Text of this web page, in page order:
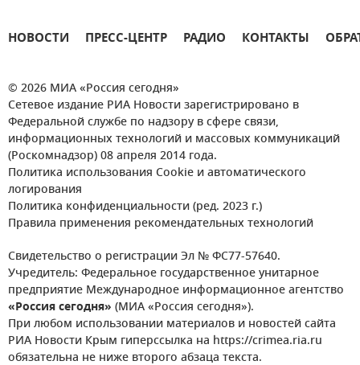
НОВОСТИ ПРЕСС-ЦЕНТР РАДИО КОНТАКТЫ
© 2026 МИА «Россия сегодня»
Сетевое издание РИА Новости зарегистрировано в
Федеральной службе по надзору в сфере связи,
информационных технологий и массовых коммуникаций
(Роскомнадзор) 08 апреля 2014 года.
Политика использования Cookie и автоматического
логирования
Политика конфиденциальности (ред. 2023 г.)
Правила применения рекомендательных технологий
Свидетельство о регистрации Эл № ФС77-57640.
Учредитель: Федеральное государственное унитарное
предприятие Международное информационное агентство
«Россия сегодня» (МИА «Россия сегодня»).
При любом использовании материалов и новостей сайта
РИА Новости Крым гиперссылка на https://crimea.ria.ru
обязательна не ниже второго абзаца текста.